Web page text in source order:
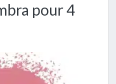
pour 4